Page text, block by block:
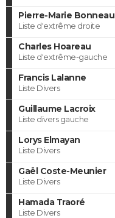
Pierre-Marie Bonneau
Liste d'extrême droite
Charles Hoareau
Liste d'extrême-gauche
Francis Lalanne
Liste Divers
Guillaume Lacroix
Liste divers gauche
Lorys Elmayan
Liste Divers
Gaël Coste-Meunier
Liste Divers
Hamada Traoré
Liste Divers